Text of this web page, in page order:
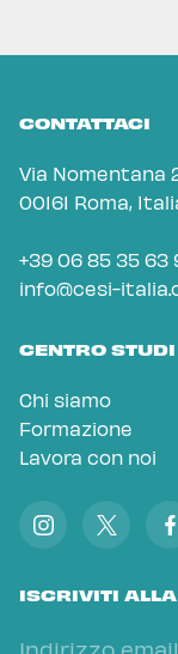
CONTATTACI
Via Nomentana
00161 Roma,
+39 06 85 35 63
info@cesi-
CENTRO
Chi siamo
Formazione
Lavora con noi
ISCRIVITI